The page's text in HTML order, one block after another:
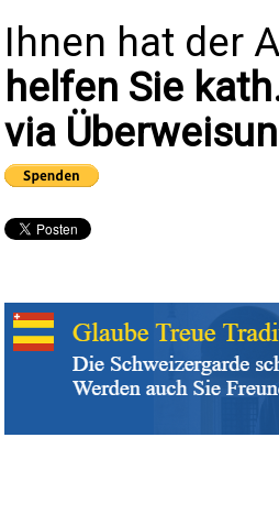
Ihnen hat der
helfen Sie
via